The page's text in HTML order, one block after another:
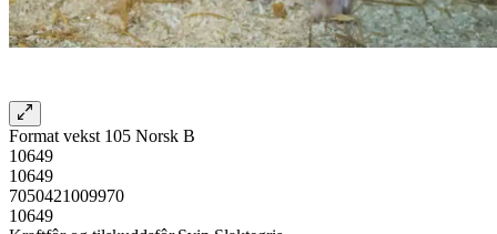
Format vekst 105 Norsk B
10649
10649
7050421009970
10649